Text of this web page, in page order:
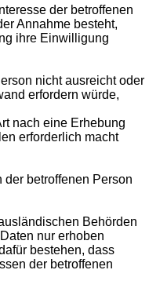
der betroffenen
Annahme besteht,
ihre Einwilligung
nicht ausreicht oder
erfordern würde,
nach eine Erhebung
erforderlich macht
der betroffenen Person
Behörden
nur erhoben
bestehen, dass
der betroffenen